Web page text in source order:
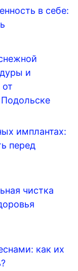
в себе:
и
Подольске
имплантах:
перед
чистка
как их